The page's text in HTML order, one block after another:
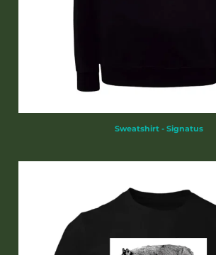
Sweatshirt - Signatus